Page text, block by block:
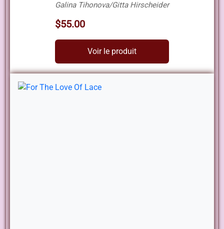
Galina Tihonova/Gitta Hirscheider
$55.00
Voir le produit